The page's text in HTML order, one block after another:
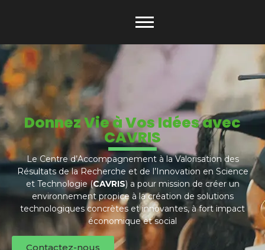
Donnez Vie à Vos Idées avec
CAVRIS
Le Centre d’Accompagnement à la Valorisation des
Résultats de la Recherche et de l’Innovation en Science
et Technologie (CAVRIS) a pour mission de créer un
environnement propice à la création de solutions
technologiques concrètes et innovantes, à fort impact
économique et social
Contactez-nous